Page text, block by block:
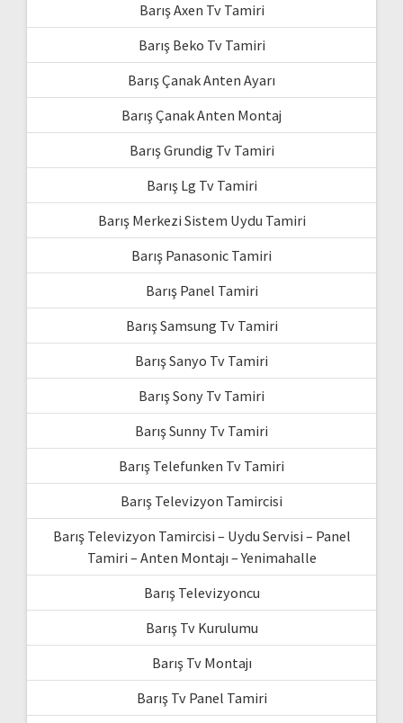
Barış Axen Tv Tamiri
Barış Beko Tv Tamiri
Barış Çanak Anten Ayarı
Barış Çanak Anten Montaj
Barış Grundig Tv Tamiri
Barış Lg Tv Tamiri
Barış Merkezi Sistem Uydu Tamiri
Barış Panasonic Tamiri
Barış Panel Tamiri
Barış Samsung Tv Tamiri
Barış Sanyo Tv Tamiri
Barış Sony Tv Tamiri
Barış Sunny Tv Tamiri
Barış Telefunken Tv Tamiri
Barış Televizyon Tamircisi
Barış Televizyon Tamircisi – Uydu Servisi – Panel
Tamiri – Anten Montajı – Yenimahalle
Barış Televizyoncu
Barış Tv Kurulumu
Barış Tv Montajı
Barış Tv Panel Tamiri